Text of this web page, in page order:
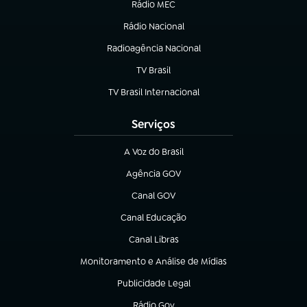
Rádio MEC
(abre em nova aba)
Rádio Nacional
Radioagência Nacional
(abre em nova aba)
TV Brasil
(abre em nova aba)
TV Brasil Internacional
(abre em nova aba)
Serviços
A Voz do Brasil
(abre em nova aba)
Agência GOV
(abre em nova aba)
Canal GOV
(abre em nova aba)
Canal Educação
(abre em nova aba)
Canal Libras
(abre em nova aba)
Monitoramento e Análise de Mídias
(abre em nova aba)
Publicidade Legal
(abre em nova aba)